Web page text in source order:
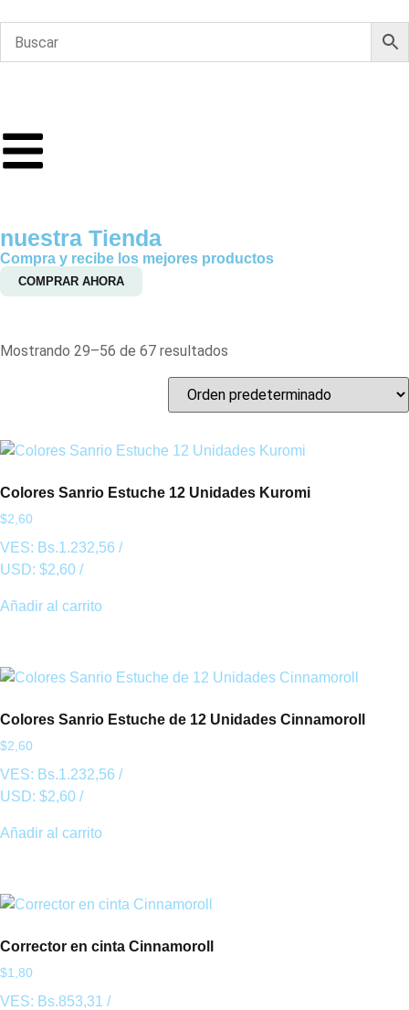
nuestra Tienda
Compra y recibe los mejores productos
COMPRAR AHORA
Mostrando 29–56 de 67 resultados
Colores Sanrio Estuche 12 Unidades Kuromi
$2,60
VES: Bs.1.232,56 /
USD: $2,60 /
Añadir al carrito
Colores Sanrio Estuche de 12 Unidades Cinnamoroll
$2,60
VES: Bs.1.232,56 /
USD: $2,60 /
Añadir al carrito
Corrector en cinta Cinnamoroll
$1,80
VES: Bs.853,31 /